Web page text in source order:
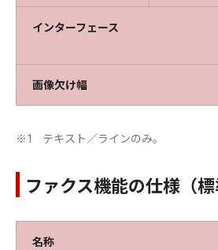
インターフェース
画像欠け幅
※1 テキスト／ラインのみ。
ファクス機能の仕様（標
名称